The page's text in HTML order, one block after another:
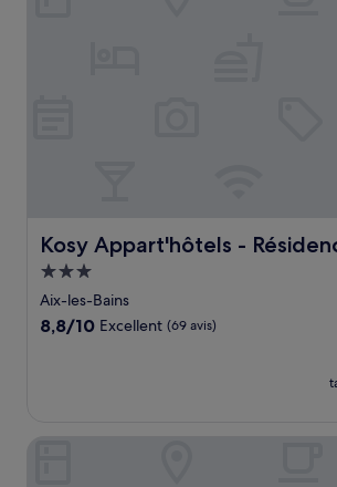
Kosy Appart'hôtels -
Kosy Appart'hôtels - Résidence du
Hébergement
3.0 étoiles
Aix-les-Bains
8.8
8,8/10 Excellent (69 avis)